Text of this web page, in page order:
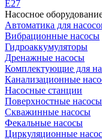
Е27
Насосное
Автоматика для
Вибрационные насосы
Гидроаккумуляторы
Дренажные насосы
Комплектующие для
Канализационные
Насосные станции
Поверхностные насосы
Скважинные насосы
Фекальные насосы
Циркуляционные